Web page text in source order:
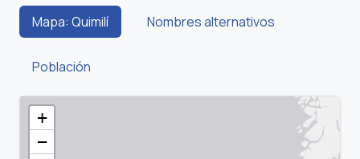
Mapa: Quimilí Nombres alternativos
Población
+
−